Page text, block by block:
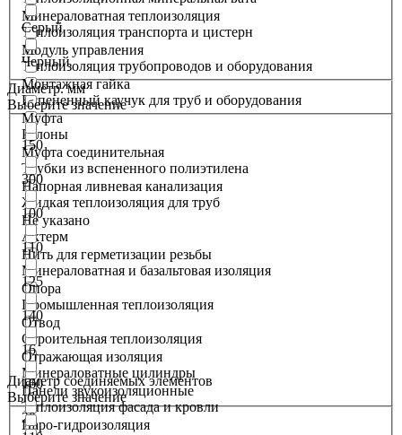
Теплоизоляция транспорта и цистерн
Теплоизоляция трубопроводов и оборудования
Вспененный каучук для труб и оборудования
Рулоны
Трубки из вспененного полиэтилена
Жидкая теплоизоляция для труб
Актерм
Минераловатная и базальтовая изоляция
Промышленная теплоизоляция
Строительная теплоизоляция
Минераловатные цилиндры
Теплоизоляция фасада и кровли
Минераловатная теплоизоляция
Модуль управления
Монтажная гайка
Муфта
Муфта соединительная
Напорная ливневая канализация
Не указано
Нить для герметизации резьбы
Опора
Отвод
Отражающая изоляция
Панели звукоизоляционные
Паро-гидроизоляция
Серый
Черный
Диаметр. мм
Выберите значение
150
300
100
110
125
140
16
160
20
Диаметр соединяемых элементов
Выберите значение